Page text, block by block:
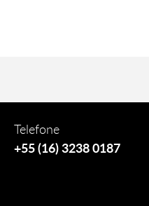
Telefone
+55 (16) 3238 0187